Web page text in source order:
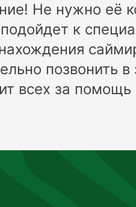
Не нужно её
к
позвонить в
всех за помощь